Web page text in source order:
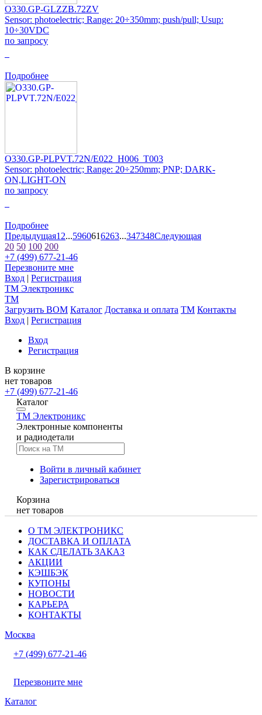
O330.GP-GLZZB.72ZV
Sensor: photoelectric; Range: 20÷350mm; push/pull; Usup:
10÷30VDC
по запросу
Подробнее
O330.GP-PLPVT.72N/E022_H006_T003
Sensor: photoelectric; Range: 20÷250mm; PNP; DARK-
ON,LIGHT-ON
по запросу
Подробнее
Предыдущая1 2...5960616263...347348Следующая
20 50 100 200
+7 (499) 677-21-46
Перезвоните мне
Вход | Регистрация
TM Электроникс
TM
Загрузить BOM Каталог Доставка и оплата TM Контакты
Вход | Регистрация
Вход
Регистрация
В корзине
нет товаров
+7 (499) 677-21-46
Каталог
TM Электроникс
Электронные компоненты
и радиодетали
Войти в личный кабинет
Зарегистрироваться
Корзина
нет товаров
О ТМ ЭЛЕКТРОНИКС
ДОСТАВКА И ОПЛАТА
КАК СДЕЛАТЬ ЗАКАЗ
АКЦИИ
КЭШБЭК
КУПОНЫ
НОВОСТИ
КАРЬЕРА
КОНТАКТЫ
Москва
+7 (499) 677-21-46
Перезвоните мне
Каталог